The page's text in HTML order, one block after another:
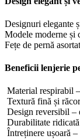
Designuri elegante
Modele moderne și
Fețe de pernă
Beneficii lenjerie
Material respirabil
Textură fină și
Design reversibil –
Durabilitate
Întreținere ușoară